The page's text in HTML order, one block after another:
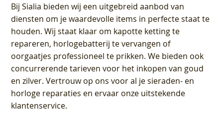
Bij Sialia bieden wij een uitgebreid aanbod van
diensten om je waardevolle items in perfecte staat te
houden. Wij staat klaar om kapotte ketting te
repareren, horlogebatterij te vervangen of
oorgaatjes professioneel te prikken. We bieden ook
concurrerende tarieven voor het inkopen van goud
en zilver. Vertrouw op ons voor al je sieraden- en
horloge reparaties en ervaar onze uitstekende
klantenservice.